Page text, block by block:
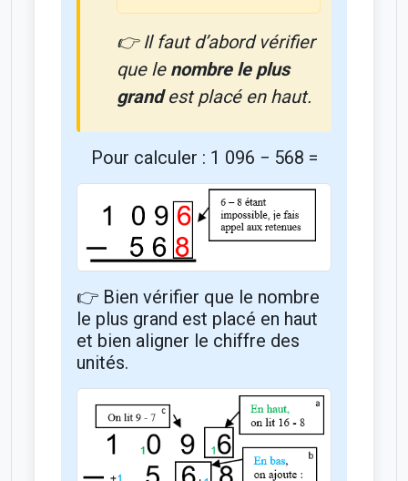
👉 Il faut d’abord vérifier
que le nombre le plus
grandest placé en haut.
Pour calculer : 1 096 − 568 =
👉 Bien vérifier que le nombre
le plus grand est placé en haut
et bien aligner le chiffre des
unités.